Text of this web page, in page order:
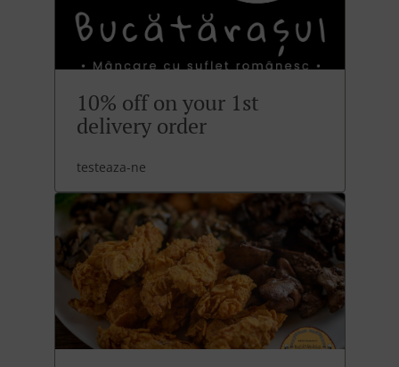
10% off on your 1st
delivery order
testeaza-ne